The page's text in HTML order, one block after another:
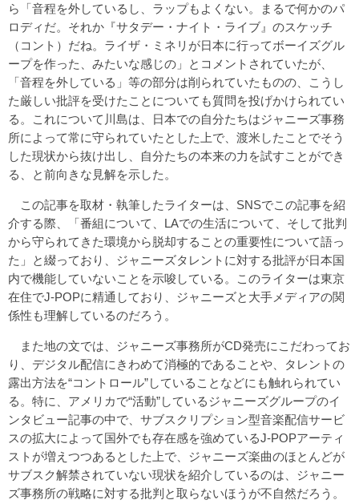
ら「音程を外しているし、ラップもよくない。まるで何かのパ
ロディだ。それか『サタデー・ナイト・ライブ』のスケッチ
（コント）だね。ライザ・ミネリが日本に行ってボーイズグル
ープを作った、みたいな感じの」とコメントされていたが、
「音程を外している」等の部分は削られていたものの、こうし
た厳しい批評を受けたことについても質問を投げかけられてい
る。これについて川島は、日本での自分たちはジャニーズ事務
所によって常に守られていたとした上で、渡米したことでそう
した現状から抜け出し、自分たちの本来の力を試すことができ
る、と前向きな見解を示した。
この記事を取材・執筆したライターは、SNSでこの記事を紹
介する際、「番組について、LAでの生活について、そして批判
から守られてきた環境から脱却することの重要性について語っ
た」と綴っており、ジャニーズタレントに対する批評が日本国
内で機能していないことを示唆している。このライターは東京
在住でJ-POPに精通しており、ジャニーズと大手メディアの関
係性も理解しているのだろう。
また地の文では、ジャニーズ事務所がCD発売にこだわってお
り、デジタル配信にきわめて消極的であることや、タレントの
露出方法を“コントロール”していることなどにも触れられてい
る。特に、アメリカで“活動”しているジャニーズグループのイ
ンタビュー記事の中で、サブスクリプション型音楽配信サービ
スの拡大によって国外でも存在感を強めているJ-POPアーティ
ストが増えつつあるとした上で、ジャニーズ楽曲のほとんどが
サブスク解禁されていない現状を紹介しているのは、ジャニー
ズ事務所の戦略に対する批判と取らないほうが不自然だろう。